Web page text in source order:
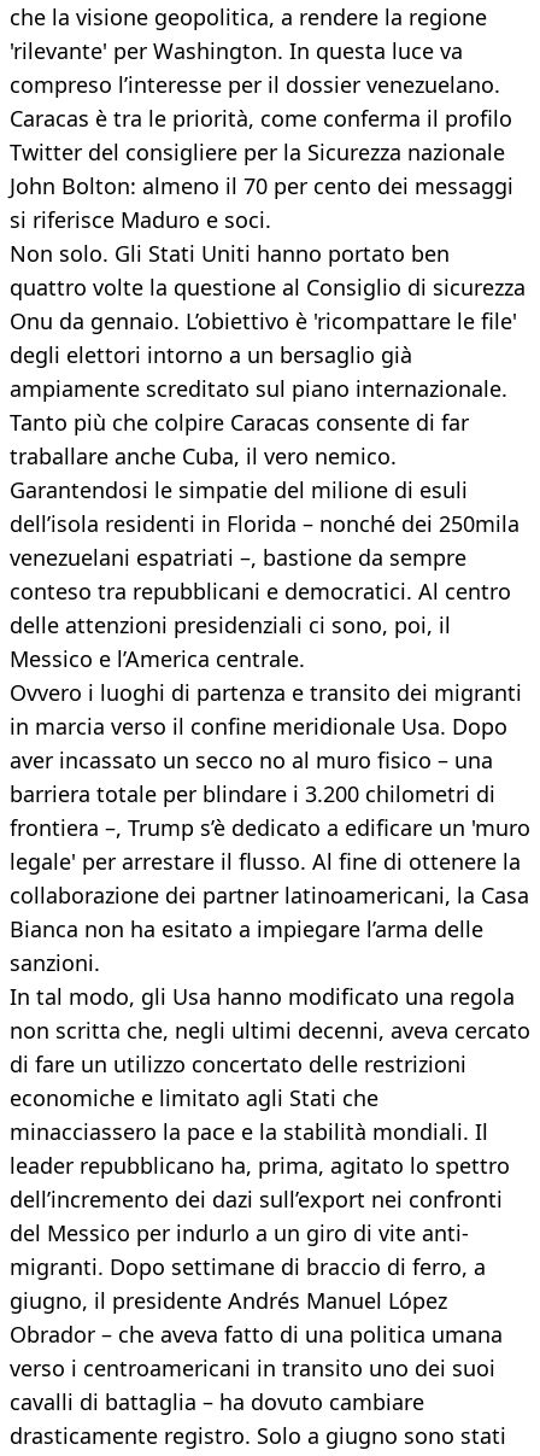
che la visione geopolitica, a rendere la regione
'rilevante' per Washington. In questa luce va
compreso l’interesse per il dossier venezuelano.
Caracas è tra le priorità, come conferma il profilo
Twitter del consigliere per la Sicurezza nazionale
John Bolton: almeno il 70 per cento dei messaggi
si riferisce Maduro e soci.
Non solo. Gli Stati Uniti hanno portato ben
quattro volte la questione al Consiglio di sicurezza
Onu da gennaio. L’obiettivo è 'ricompattare le file'
degli elettori intorno a un bersaglio già
ampiamente screditato sul piano internazionale.
Tanto più che colpire Caracas consente di far
traballare anche Cuba, il vero nemico.
Garantendosi le simpatie del milione di esuli
dell’isola residenti in Florida – nonché dei 250mila
venezuelani espatriati –, bastione da sempre
conteso tra repubblicani e democratici. Al centro
delle attenzioni presidenziali ci sono, poi, il
Messico e l’America centrale.
Ovvero i luoghi di partenza e transito dei migranti
in marcia verso il confine meridionale Usa. Dopo
aver incassato un secco no al muro fisico – una
barriera totale per blindare i 3.200 chilometri di
frontiera –, Trump s’è dedicato a edificare un 'muro
legale' per arrestare il flusso. Al fine di ottenere la
collaborazione dei partner latinoamericani, la Casa
Bianca non ha esitato a impiegare l’arma delle
sanzioni.
In tal modo, gli Usa hanno modificato una regola
non scritta che, negli ultimi decenni, aveva cercato
di fare un utilizzo concertato delle restrizioni
economiche e limitato agli Stati che
minacciassero la pace e la stabilità mondiali. Il
leader repubblicano ha, prima, agitato lo spettro
dell’incremento dei dazi sull’export nei confronti
del Messico per indurlo a un giro di vite anti-
migranti. Dopo settimane di braccio di ferro, a
giugno, il presidente Andrés Manuel López
Obrador – che aveva fatto di una politica umana
verso i centroamericani in transito uno dei suoi
cavalli di battaglia – ha dovuto cambiare
drasticamente registro. Solo a giugno sono stati